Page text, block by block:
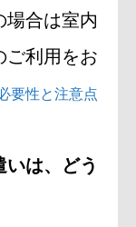
場合は室内
ご利用をお
要性と注意点
は、どう